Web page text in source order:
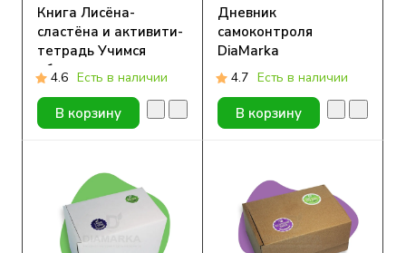
Книга Лисёна-
сластёна и активити-
тетрадь Учимся
общаться и дружить
4.6 Есть в наличии
В корзину
Дневник
самоконтроля
DiaMarka
артериального
давления и приема
лекарств, 92 стр.
4.7 Есть в наличии
В корзину